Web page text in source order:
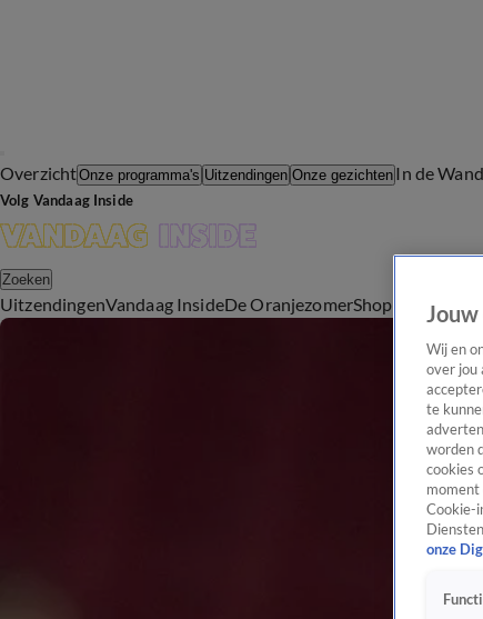
OverzichtOnze programma's Uitzendingen Onze gezichten In de
Volg Vandaag Inside
Zoeken
UitzendingenVandaag InsideDe OranjezomerShop Uitzending
Wij en
over jou
te
worden
cookies
moment
Cookie-
onze